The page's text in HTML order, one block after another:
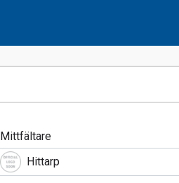
Mittfältare
Hittarp